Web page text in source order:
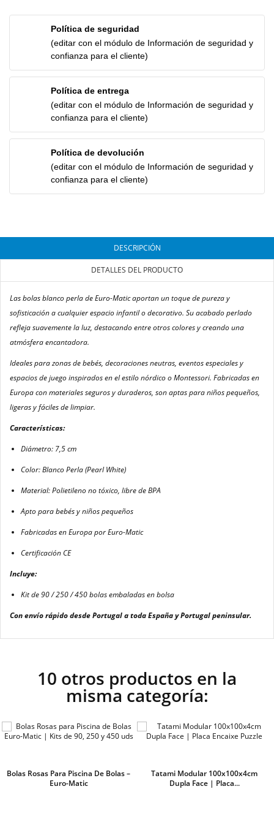
Política de seguridad
(editar con el módulo de Información de seguridad y
confianza para el cliente)
Política de entrega
(editar con el módulo de Información de seguridad y
confianza para el cliente)
Política de devolución
(editar con el módulo de Información de seguridad y
confianza para el cliente)
DESCRIPCIÓN
DETALLES DEL PRODUCTO
Las bolas blanco perla de Euro-Matic aportan un toque de pureza y
sofisticación a cualquier espacio infantil o decorativo. Su acabado perlado
refleja suavemente la luz, destacando entre otros colores y creando una
atmósfera encantadora.
Ideales para zonas de bebés, decoraciones neutras, eventos especiales y
espacios de juego inspirados en el estilo nórdico o Montessori. Fabricadas en
Europa con materiales seguros y duraderos, son aptas para niños pequeños,
ligeras y fáciles de limpiar.
Características:
Diámetro: 7,5 cm
Color: Blanco Perla (Pearl White)
Material: Polietileno no tóxico, libre de BPA
Apto para bebés y niños pequeños
Fabricadas en Europa por Euro-Matic
Certificación CE
Incluye:
Kit de 90 / 250 / 450 bolas embaladas en bolsa
Con envío rápido desde Portugal a toda España y Portugal peninsular.
10 otros productos en la
misma categoría:
Bolas Rosas Para Piscina De Bolas –
Euro-Matic
Tatami Modular 100x100x4cm
Dupla Face | Placa...